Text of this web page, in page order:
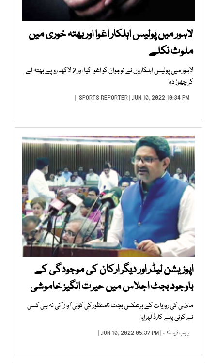
لاہور میں پولیس اہلکار اغوا اور بھتہ خوری میں
ملوث نکلے
لاہور میں پولیس اہلکاروں نے نوجوان کو اغوا کیا اور 2 لاکھ روپے بھتہ لے
کر چھوڑ دیا
SPORTS REPORTER| JUN 10, 2022 10:34 PM |
اپوزیشن لیڈر اور دیگر ارکان کی موجودگی کے
باوجود بجٹ اجلاس میں حیرت انگیز خاموشی
ماضی کی روایات کے برعکس بجٹ نامنظور کی کوئی آواز آئی نہ ہی کسی
نے کوئی پلے کارڈ لہرایا.
ویب ڈیسک | JUN 10, 2022 05:37 PM |